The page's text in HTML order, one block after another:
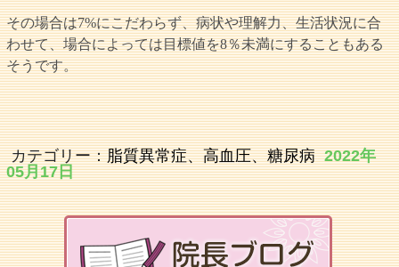
その場合は7%にこだわらず、病状や理解力、生活状況に合
わせて、場合によっては目標値を8％未満にすることもある
そうです。
カテゴリー：脂質異常症、高血圧、糖尿病 2022年
05月17日